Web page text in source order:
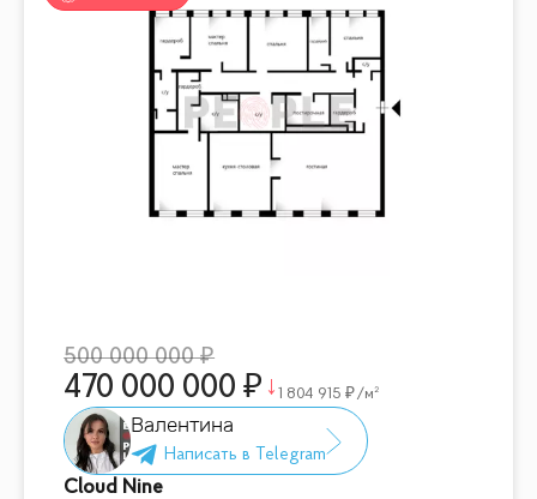
500 000 000
470 000 000 1 804 915 /м²
Валентина
Cloud Nine